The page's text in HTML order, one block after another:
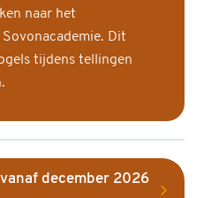
naar het
Dit
tijdens tellingen
december 2026